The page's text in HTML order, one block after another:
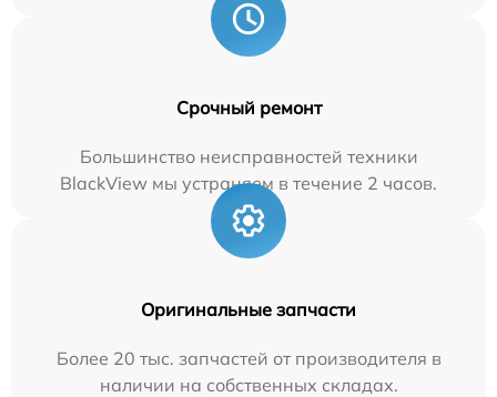
Срочный ремонт
Большинство неисправностей техники
BlackView мы устраняем в течение 2 часов.
Оригинальные запчасти
Более 20 тыс. запчастей от производителя в
наличии на собственных складах.